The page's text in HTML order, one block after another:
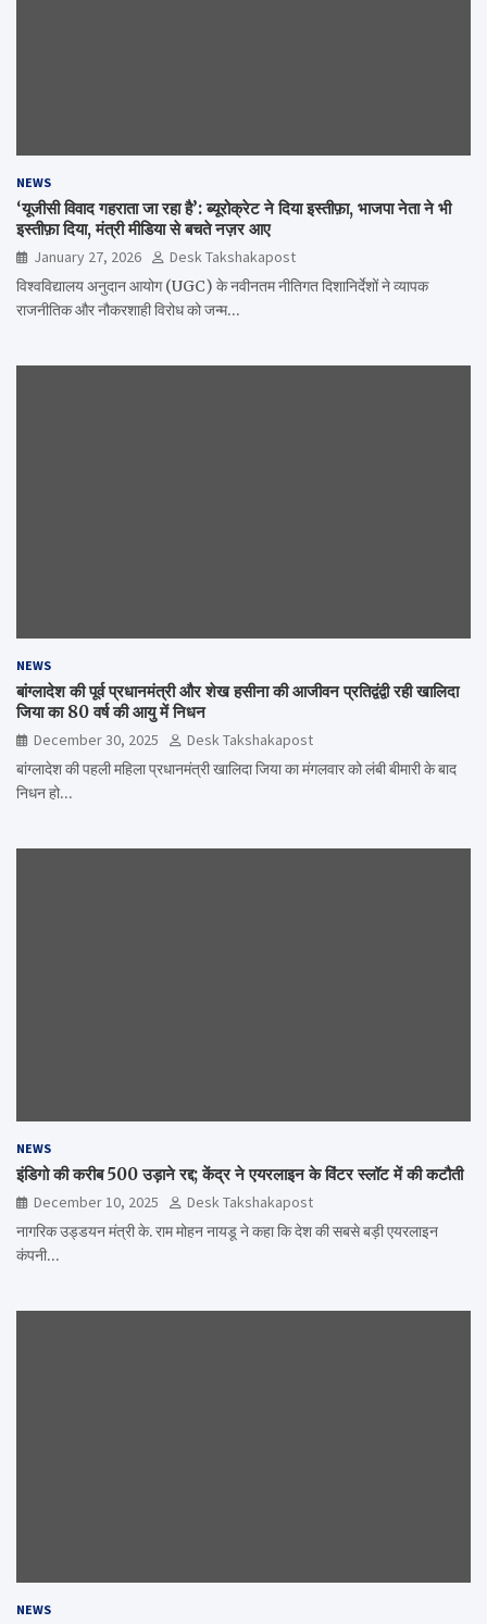
NEWS
‘यूजीसी विवाद गहराता जा रहा है’: ब्यूरोक्रेट ने दिया इस्तीफ़ा, भाजपा नेता ने भी
इस्तीफ़ा दिया, मंत्री मीडिया से बचते नज़र आए
January 27, 2026
Desk Takshakapost
विश्वविद्यालय अनुदान आयोग (UGC) के नवीनतम नीतिगत दिशानिर्देशों ने व्यापक
राजनीतिक और नौकरशाही विरोध को जन्म…
NEWS
बांग्लादेश की पूर्व प्रधानमंत्री और शेख हसीना की आजीवन प्रतिद्वंद्वी रही खालिदा
जिया का 80 वर्ष की आयु में निधन
December 30, 2025
Desk Takshakapost
बांग्लादेश की पहली महिला प्रधानमंत्री खालिदा जिया का मंगलवार को लंबी बीमारी के बाद
निधन हो…
NEWS
इंडिगो की करीब 500 उड़ाने रद्द; केंद्र ने एयरलाइन के विंटर स्लॉट में की कटौती
December 10, 2025
Desk Takshakapost
नागरिक उड्डयन मंत्री के. राम मोहन नायडू ने कहा कि देश की सबसे बड़ी एयरलाइन
कंपनी…
NEWS